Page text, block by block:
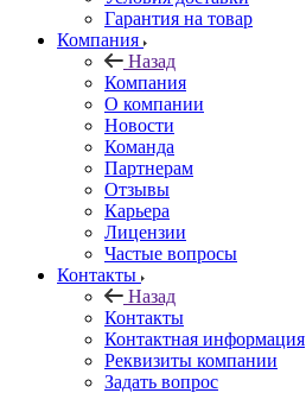
Гарантия на товар
Компания
Назад
Компания
О компании
Новости
Команда
Партнерам
Отзывы
Карьера
Лицензии
Частые вопросы
Контакты
Назад
Контакты
Контактная информация
Реквизиты компании
Задать вопрос